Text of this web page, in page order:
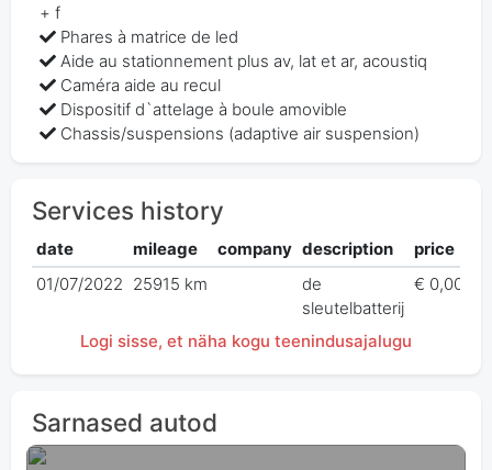
+ f
Phares à matrice de led
Aide au stationnement plus av, lat et ar, acoustiq
Caméra aide au recul
Dispositif d`attelage à boule amovible
Chassis/suspensions (adaptive air suspension)
Services history
date mileage company description
price
01/07/2022 25915 km
de
sleutelbatterij
€ 0,00
Logi sisse, et näha kogu teenindusajalugu
Sarnased autod